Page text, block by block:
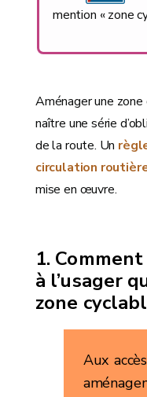
mention « zone
Aménager une
naître une série
de la route. Un
circulation
mise en œuvre.
à l’usager
zone
Aux